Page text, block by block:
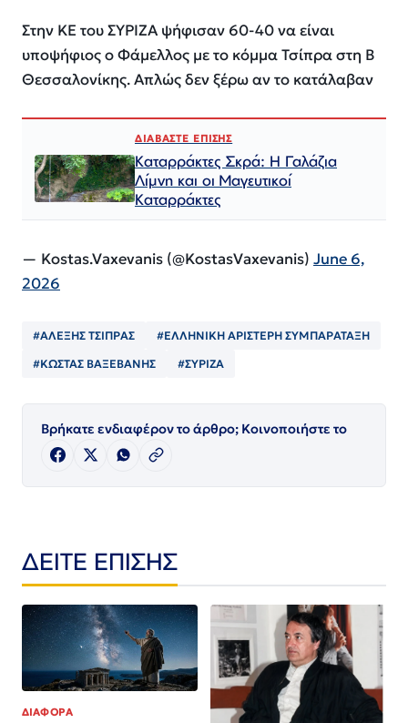
Στην ΚΕ του ΣΥΡΙΖΑ ψήφισαν 60-40 να είναι
υποψήφιος ο Φάμελλος με το κόμμα Τσίπρα στη Β
Θεσσαλονίκης. Απλώς δεν ξέρω αν το κατάλαβαν
ΔΙΑΒΑΣΤΕ ΕΠΙΣΗΣ
Καταρράκτες Σκρά: Η Γαλάζια
Λίμνη και οι Μαγευτικοί
Καταρράκτες
— Kostas.Vaxevanis (@KostasVaxevanis) June 6,
2026
#ΑΛΕΞΗΣ ΤΣΙΠΡΑΣ #ΕΛΛΗΝΙΚΗ ΑΡΙΣΤΕΡΗ ΣΥΜΠΑΡΑΤΑΞΗ
#ΚΩΣΤΑΣ ΒΑΞΕΒΑΝΗΣ #ΣΥΡΙΖΑ
Βρήκατε ενδιαφέρον το άρθρο; Κοινοποιήστε το
ΔΕΙΤΕ ΕΠΙΣΗΣ
ΔΙΑΦΟΡΑ